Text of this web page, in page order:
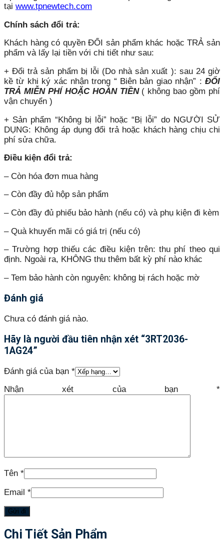
tại www.tpnewtech.com
Chính sách đổi trả:
Khách hàng có quyền ĐỔI sản phẩm khác hoặc TRẢ sản
phẩm và lấy lại tiền với chi tiết như sau:
+ Đổi trả sản phẩm bị lỗi (Do nhà sản xuất ): sau 24 giờ
kề từ khi ký xác nhận trong “ Biên bản giao nhận” : ĐỔI
TRẢ MIỄN PHÍ HOẶC HOÀN TIỀN( không bao gồm phí
vận chuyển )
+ Sản phẩm “Không bị lỗi” hoặc “Bị lỗi” do NGƯỜI SỬ
DỤNG: Không áp dụng đổi trả hoặc khách hàng chịu chi
phí sửa chữa.
Điều kiện đổi trả:
– Còn hóa đơn mua hàng
– Còn đầy đủ hộp sản phẩm
– Còn đầy đủ phiếu bảo hành (nếu có) và phụ kiện đi kèm
– Quà khuyến mãi có giá trị (nếu có)
– Trường hợp thiếu các điều kiện trên: thu phí theo qui
định. Ngoài ra, KHÔNG thu thêm bất kỳ phí nào khác
– Tem bảo hành còn nguyên: không bị rách hoặc mờ
Đánh giá
Chưa có đánh giá nào.
Hãy là người đầu tiên nhận xét “3RT2036-
1AG24”
Đánh giá của bạn *
Nhận xét của bạn *
Tên *
Email *
Chi Tiết Sản Phẩm